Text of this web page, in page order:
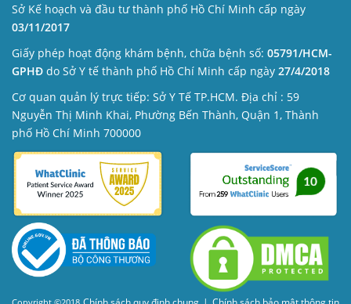
Sở Kế hoạch và đầu tư thành phố Hồ Chí Minh cấp ngày
03/11/2017
Giấy phép hoạt động khám bệnh, chữa bệnh số: 05791/HCM-
GPHĐ do Sở Y tế thành phố Hồ Chí Minh cấp ngày 27/4/2018
Cơ quan quản lý trực tiếp: Sở Y Tế TP.HCM. Địa chỉ : 59
Nguyễn Thị Minh Khai, Phường Bến Thành, Quận 1, Thành
phố Hồ Chí Minh 700000